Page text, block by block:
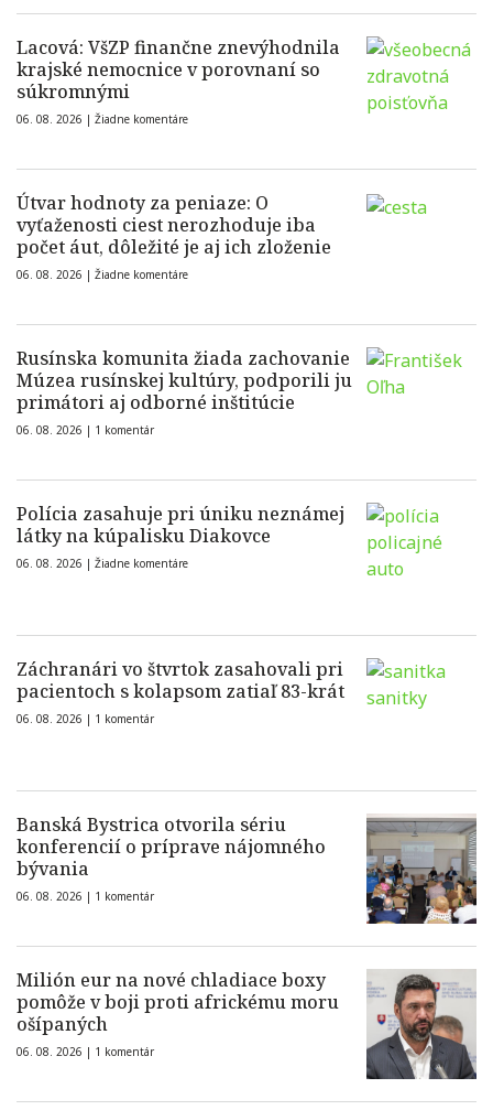
Lacová: VšZP finančne znevýhodnila
krajské nemocnice v porovnaní so
súkromnými
06. 08. 2026 | Žiadne komentáre
Útvar hodnoty za peniaze: O
vyťaženosti ciest nerozhoduje iba
počet áut, dôležité je aj ich zloženie
06. 08. 2026 | Žiadne komentáre
Rusínska komunita žiada zachovanie
Múzea rusínskej kultúry, podporili ju
primátori aj odborné inštitúcie
06. 08. 2026 | 1 komentár
Polícia zasahuje pri úniku neznámej
látky na kúpalisku Diakovce
06. 08. 2026 | Žiadne komentáre
Záchranári vo štvrtok zasahovali pri
pacientoch s kolapsom zatiaľ 83-krát
06. 08. 2026 | 1 komentár
Banská Bystrica otvorila sériu
konferencií o príprave nájomného
bývania
06. 08. 2026 | 1 komentár
Milión eur na nové chladiace boxy
pomôže v boji proti africkému moru
ošípaných
06. 08. 2026 | 1 komentár